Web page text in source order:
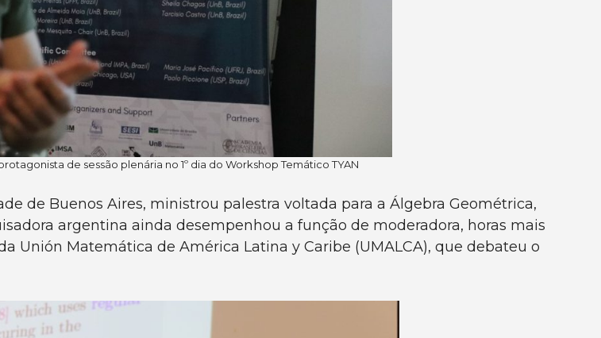
de sessão plenária no 1º dia do Workshop Temático TYAN
de Buenos Aires, ministrou palestra voltada para a Álgebra Geométrica,
argentina ainda desempenhou a função de moderadora, horas mais
Unión Matemática de América Latina y Caribe (UMALCA), que debateu o